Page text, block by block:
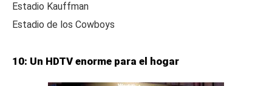
Estadio Kauffman
Estadio de los Cowboys
10: Un HDTV enorme para el hogar